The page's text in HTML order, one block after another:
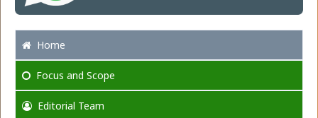
Home
Focus and Scope
Editorial Team